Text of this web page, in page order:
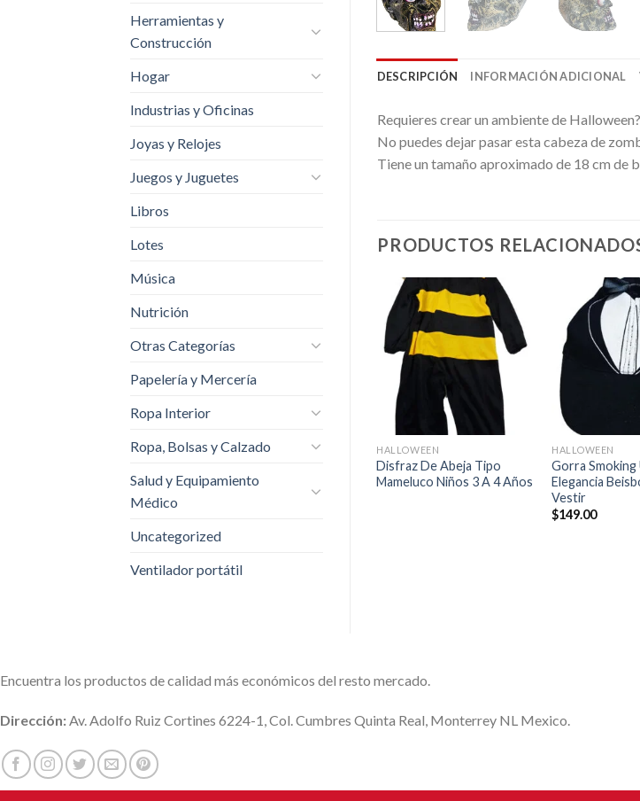
Herramientas y
Construcción
Hogar
Industrias y Oficinas
Joyas y Relojes
Juegos y Juguetes
Libros
Lotes
Música
Nutrición
Otras Categorías
Papelería y Mercería
Ropa Interior
Ropa, Bolsas y Calzado
Salud y Equipamiento
Médico
Uncategorized
Ventilador portátil
DESCRIPCIÓN INFORMACIÓN ADICIONAL
Requieres crear un ambiente de Halloween?
No puedes dejar pasar esta cabeza de
Tiene un tamaño aproximado de 18 cm de
PRODUCTOS
Añadir
a la
lista de
deseos
HALLOWEEN
Disfraz De Abeja Tipo
Mameluco Niños 3 A 4 Años
HALLOWEEN
Gorra Smoking
Elegancia
Vestir
$149.00
lista de
Sombrero De Casino
Dibujos De Barajas
lista de
Uñas Postizas
$
Encuentra los productos de calidad más económicos del resto mercado.
Dirección:Av. Adolfo Ruiz Cortines 6224-1, Col. Cumbres Quinta Real, Monterrey NL Mexico.